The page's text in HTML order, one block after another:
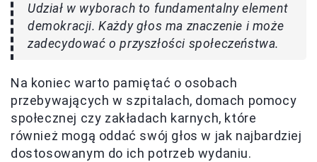
Udział w wyborach to fundamentalny element
demokracji. Każdy głos ma znaczenie i może
zadecydować o przyszłości społeczeństwa.
Na koniec warto pamiętać o osobach
przebywających w szpitalach, domach pomocy
społecznej czy zakładach karnych, które
również mogą oddać swój głos w jak najbardziej
dostosowanym do ich potrzeb wydaniu.